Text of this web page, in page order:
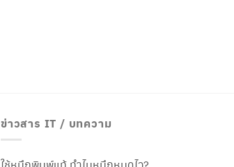
ข่าวสาร IT / บทความ